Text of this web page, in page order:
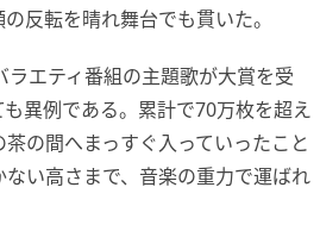
反転を晴れ舞台でも貫いた。
エティ番組の主題歌が大賞を受
異例である。累計で70万枚を超え
の間へまっすぐ入っていったこと
い高さまで、音楽の重力で運ばれ